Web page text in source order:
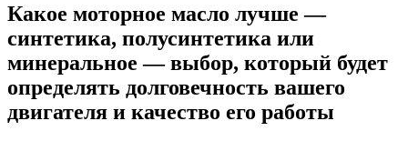
Какое моторное масло лучше —
синтетика, полусинтетика или
минеральное — выбор, который будет
определять долговечность вашего
двигателя и качество его работы